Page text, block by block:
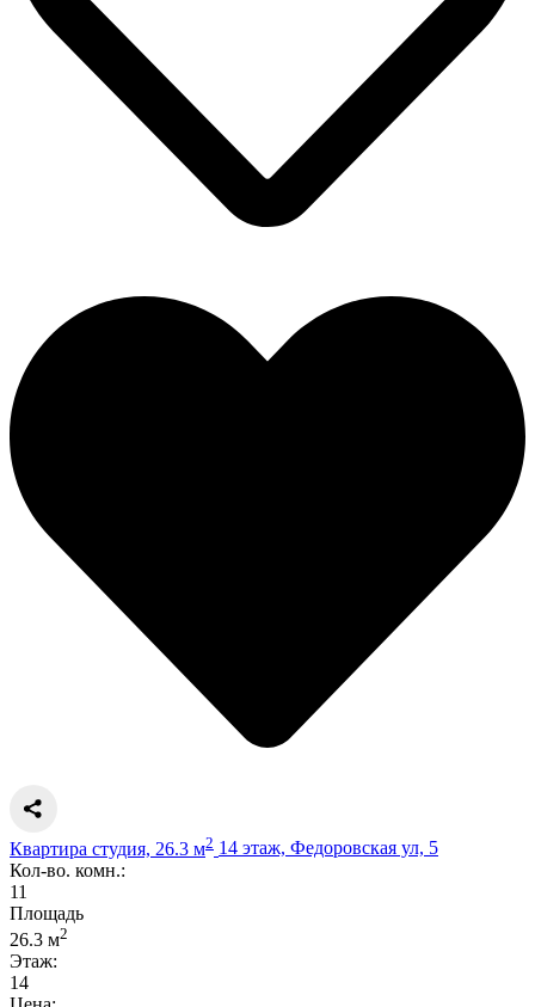
Квартира студия, 26.3 м2 14 этаж, Федоровская ул, 5
Кол-во. комн.:
11
Площадь
26.3 м2
Этаж:
14